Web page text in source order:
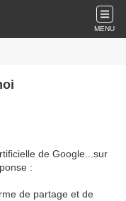
MENU
de Google...sur
:
de partage et de